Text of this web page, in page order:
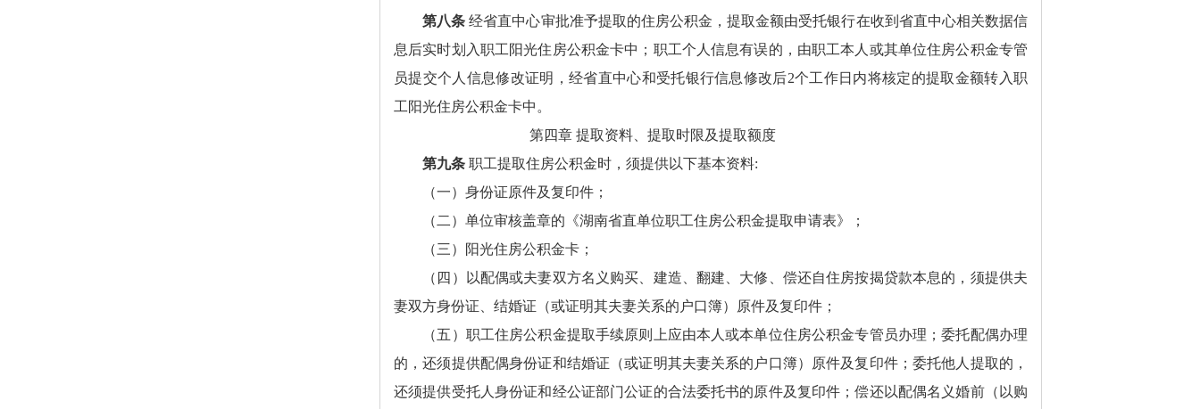
第八条 经省直中心审批准予提取的住房公积金，提取金额由受托银行在收到省直中心相关数据信
息后实时划入职工阳光住房公积金卡中；职工个人信息有误的，由职工本人或其单位住房公积金专管
员提交个人信息修改证明，经省直中心和受托银行信息修改后2个工作日内将核定的提取金额转入职
工阳光住房公积金卡中。
第四章 提取资料、提取时限及提取额度
第九条 职工提取住房公积金时，须提供以下基本资料:
（一）身份证原件及复印件；
（二）单位审核盖章的《湖南省直单位职工住房公积金提取申请表》；
（三）阳光住房公积金卡；
（四）以配偶或夫妻双方名义购买、建造、翻建、大修、偿还自住房按揭贷款本息的，须提供夫
妻双方身份证、结婚证（或证明其夫妻关系的户口簿）原件及复印件；
（五）职工住房公积金提取手续原则上应由本人或本单位住房公积金专管员办理；委托配偶办理
的，还须提供配偶身份证和结婚证（或证明其夫妻关系的户口簿）原件及复印件；委托他人提取的，
还须提供受托人身份证和经公证部门公证的合法委托书的原件及复印件；偿还以配偶名义婚前（以购